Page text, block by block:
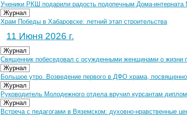
Ученики РКШ подарили радость подопечным Дома-
Журнал
Храм Победы в Хабаровске: летний этап строительства
11 Июня 2026 г.
Журнал
Священник побеседовал с осужденными женщинами о жизни
Журнал
Большое утро. Возведение первого в ДФО храма,
Журнал
Руководитель Молодежного отдела вручил курсантам
Журнал
Встреча с педагогами в Вяземском: духовно-нравственные